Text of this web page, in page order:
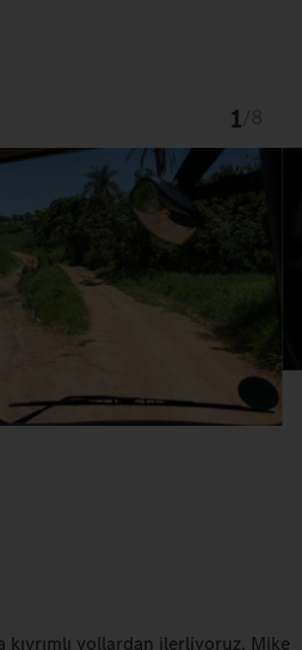
1
yollardan ilerliyoruz. Mike